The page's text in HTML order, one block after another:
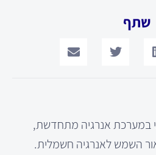
שתף
במערכת אנרגיה מתחדשת,
השמש לאנרגיה חשמלית.